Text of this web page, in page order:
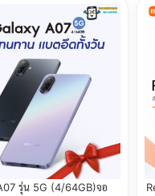
รุ่น 5G (4/64GB)จอ